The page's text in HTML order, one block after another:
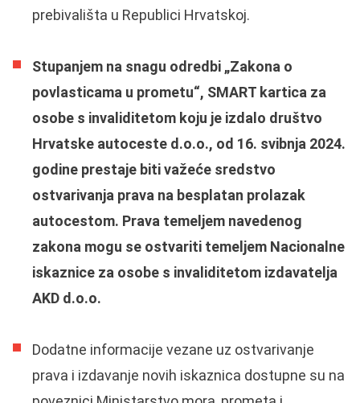
prebivališta u Republici Hrvatskoj.
Stupanjem na snagu odredbi „Zakona o
povlasticama u prometu“, SMART kartica za
osobe s invaliditetom koju je izdalo društvo
Hrvatske autoceste d.o.o., od 16. svibnja 2024.
godine prestaje biti važeće sredstvo
ostvarivanja prava na besplatan prolazak
autocestom. Prava temeljem navedenog
zakona mogu se ostvariti temeljem Nacionalne
iskaznice za osobe s invaliditetom izdavatelja
AKD d.o.o.
Dodatne informacije vezane uz ostvarivanje
prava i izdavanje novih iskaznica dostupne su na